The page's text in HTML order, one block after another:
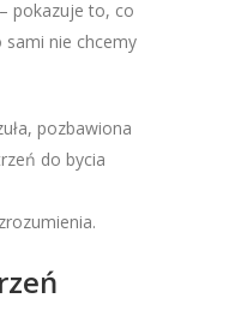
pokazuje to, co
nie chcemy
pozbawiona
do bycia